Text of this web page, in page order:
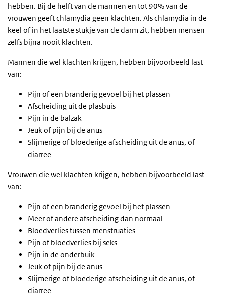
hebben. Bij de helft van de mannen en tot 90% van de
vrouwen geeft chlamydia geen klachten. Als chlamydia in de
keel of in het laatste stukje van de darm zit, hebben mensen
zelfs bijna nooit klachten.
Mannen die wel klachten krijgen, hebben bijvoorbeeld last
van:
Pijn of een branderig gevoel bij het plassen
Afscheiding uit de plasbuis
Pijn in de balzak
Jeuk of pijn bij de anus
Slijmerige of bloederige afscheiding uit de anus, of
diarree
Vrouwen die wel klachten krijgen, hebben bijvoorbeeld last
van:
Pijn of een branderig gevoel bij het plassen
Meer of andere afscheiding dan normaal
Bloedverlies tussen menstruaties
Pijn of bloedverlies bij seks
Pijn in de onderbuik
Jeuk of pijn bij de anus
Slijmerige of bloederige afscheiding uit de anus, of
diarree